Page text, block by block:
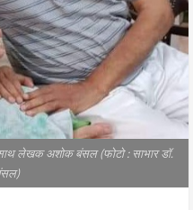
लेखक अशोक बंसल (फोटो : साभार डॉ.